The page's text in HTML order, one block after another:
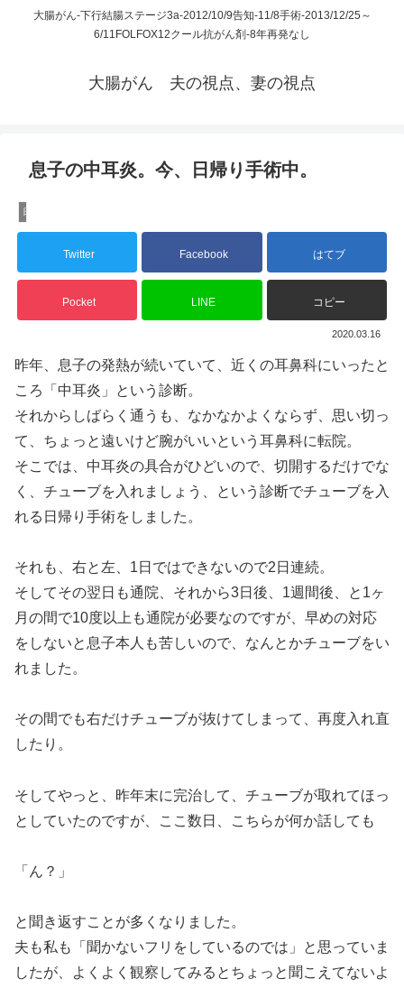
大腸がん-下行結腸ステージ3a-2012/10/9告知-11/8手術-2013/12/25～
6/11FOLFOX12クール抗がん剤-8年再発なし
大腸がん 夫の視点、妻の視点
息子の中耳炎。今、日帰り手術中。
日々徒然
Twitter Facebook はてブ
Pocket LINE コピー
2020.03.16
昨年、息子の発熱が続いていて、近くの耳鼻科にいったと
ころ「中耳炎」という診断。
それからしばらく通うも、なかなかよくならず、思い切っ
て、ちょっと遠いけど腕がいいという耳鼻科に転院。
そこでは、中耳炎の具合がひどいので、切開するだけでな
く、チューブを入れましょう、という診断でチューブを入
れる日帰り手術をしました。
それも、右と左、1日ではできないので2日連続。
そしてその翌日も通院、それから3日後、1週間後、と1ヶ
月の間で10度以上も通院が必要なのですが、早めの対応
をしないと息子本人も苦しいので、なんとかチューブをい
れました。
その間でも右だけチューブが抜けてしまって、再度入れ直
したり。
そしてやっと、昨年末に完治して、チューブが取れてほっ
としていたのですが、ここ数日、こちらが何か話しても
「ん？」
と聞き返すことが多くなりました。
夫も私も「聞かないフリをしているのでは」と思っていま
したが、よくよく観察してみるとちょっと聞こえてないよ